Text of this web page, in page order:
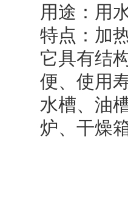
用途：用
特点：加
它具有结
便、使用
水槽、油
炉、干燥